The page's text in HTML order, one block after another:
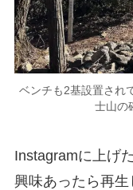
ベンチも2基設置され
士山の
Instagramに上げ
興味あったら再生